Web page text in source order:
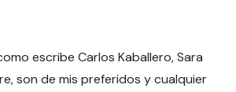
escribe Carlos Kaballero, Sara
son de mis preferidos y cualquier